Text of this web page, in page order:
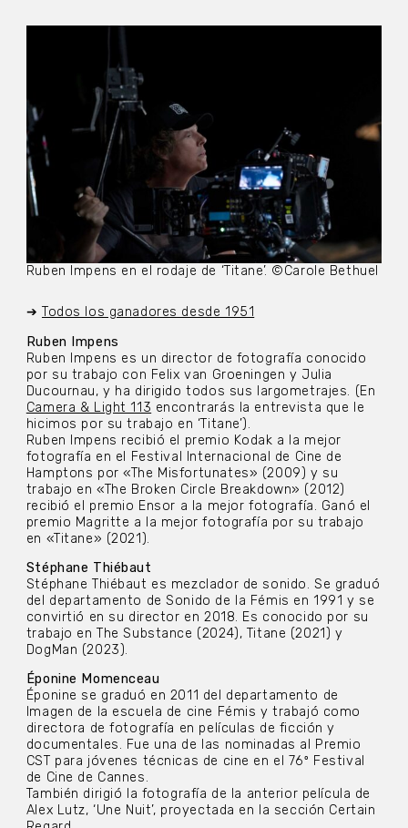
Ruben Impens en el rodaje de ‘Titane’. ©Carole Bethuel
➔ Todos los ganadores desde 1951
Ruben Impens
Ruben Impens es un director de fotografía conocido
por su trabajo con Felix van Groeningen y Julia
Ducournau, y ha dirigido todos sus largometrajes. (En
Camera & Light 113 encontrarás la entrevista que le
hicimos por su trabajo en ‘Titane’).
Ruben Impens recibió el premio Kodak a la mejor
fotografía en el Festival Internacional de Cine de
Hamptons por «The Misfortunates» (2009) y su
trabajo en «The Broken Circle Breakdown» (2012)
recibió el premio Ensor a la mejor fotografía. Ganó el
premio Magritte a la mejor fotografía por su trabajo
en «Titane» (2021).
Stéphane Thiébaut
Stéphane Thiébaut es mezclador de sonido. Se graduó
del departamento de Sonido de la Fémis en 1991 y se
convirtió en su director en 2018. Es conocido por su
trabajo en The Substance (2024), Titane (2021) y
DogMan (2023).
Éponine Momenceau
Éponine se graduó en 2011 del departamento de
Imagen de la escuela de cine Fémis y trabajó como
directora de fotografía en películas de ficción y
documentales. Fue una de las nominadas al Premio
CST para jóvenes técnicas de cine en el 76º Festival
de Cine de Cannes.
También dirigió la fotografía de la anterior película de
Alex Lutz, ‘Une Nuit’, proyectada en la sección Certain